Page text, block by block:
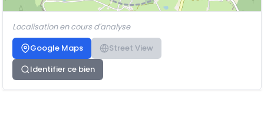
Localisation en cours d'analyse
Google Maps
Street View
Identifier ce bien